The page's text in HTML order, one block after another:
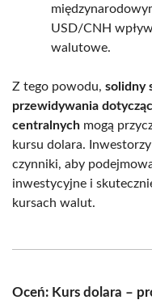
USD/CNH
walutowe.
Z tego powodu, solidny
przewidywania
centralnych mogą
kursu dolara.
czynniki, aby
inwestycyjne i
kursach walut.
Oceń: Kurs dolara –